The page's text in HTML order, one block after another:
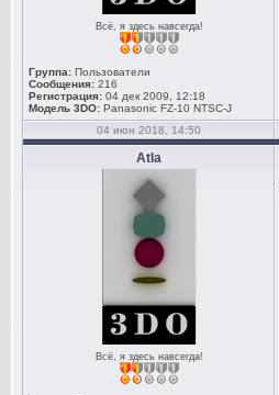
Всё, я здесь навсегда!
Группа: Пользователи
Сообщения: 216
Регистрация: 04 дек 2009, 12:18
Модель 3DO: Panasonic FZ-10 NTSC-J
04 июн 2018, 14:50
Atla
Всё, я здесь навсегда!